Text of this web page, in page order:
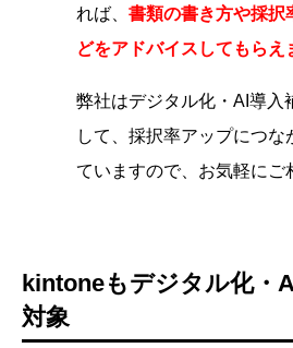
れば、 書類の書き方や採択
どをアドバイスしてもらえ
弊社はデジタル化・AI導入
して、採択率アップにつな
ていますので、お気軽にご
kintoneもデジタル化・
対象